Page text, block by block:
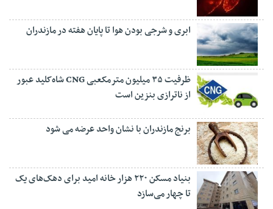
ابری و شرجی بودن هوا تا پایان هفته در مازندران
ظرفیت ۳۵ میلیون مترمکعبی CNG شاه‌کلید عبور
از ناترازی بنزین است
برنج مازندران با نشان واحد عرضه می شود
بنیاد مسکن ۲۲۰ هزار خانه امید برای دهک‌های یک
تا چهار می‌سازد